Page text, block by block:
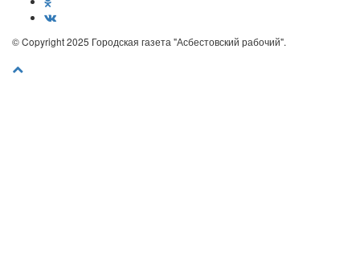
© Copyright 2025 Городская газета "Асбестовский рабочий".